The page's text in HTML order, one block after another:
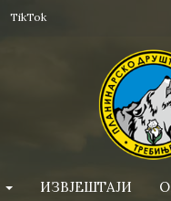
TikTok
ИЗВЈЕШТАЈИ